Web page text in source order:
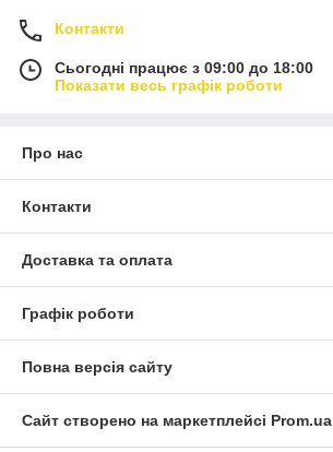
Контакти
Сьогодні працює з 09:00 до 18:00
Показати весь графік роботи
Про нас
Контакти
Доставка та оплата
Графік роботи
Повна версія сайту
Сайт створено на маркетплейсі Prom.ua